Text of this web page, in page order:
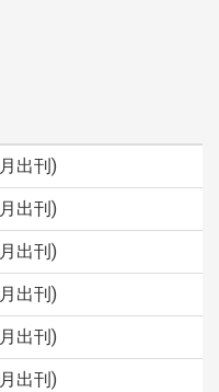
出刊)
出刊)
出刊)
出刊)
出刊)
出刊)